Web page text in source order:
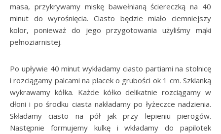
masa, przykrywamy miskę bawełnianą ściereczką na 40
minut do wyrośnięcia. Ciasto będzie miało ciemniejszy
kolor, ponieważ do jego przygotowania użyliśmy mąki
pełnoziarnistej.
Po upływie 40 minut wykładamy ciasto partiami na stolnicę
i rozciągamy palcami na placek o grubości ok 1 cm. Szklanką
wykrawamy kółka. Każde kółko delikatnie rozciągamy w
dłoni i po środku ciasta nakładamy po łyżeczce nadzienia.
Składamy ciasto na pół jak przy lepieniu pierogów.
Następnie formujemy kulkę i wkładamy do papilotek